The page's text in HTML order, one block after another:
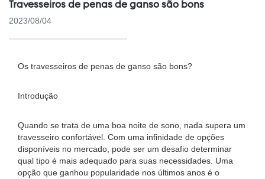
Travesseiros de penas de ganso são bons
2023/08/04
Os travesseiros de penas de ganso são bons?
Introdução
Quando se trata de uma boa noite de sono, nada supera um
travesseiro confortável. Com uma infinidade de opções
disponíveis no mercado, pode ser um desafio determinar
qual tipo é mais adequado para suas necessidades. Uma
opção que ganhou popularidade nos últimos anos é o